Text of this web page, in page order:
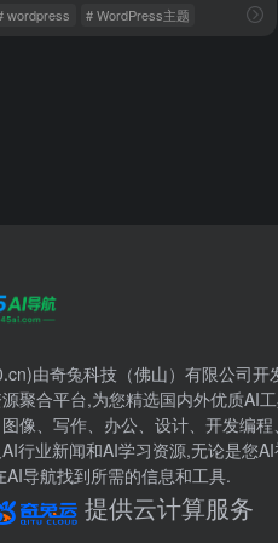
wordpress # WordPress主题
由奇兔科技（佛山）有限公司开
聚合平台,为您精选国内外优质AI
像、写作、办公、设计、开发编
行业新闻和AI学习资源,无论是您
AI导航找到所需的信息和工具.
提供云计算服务